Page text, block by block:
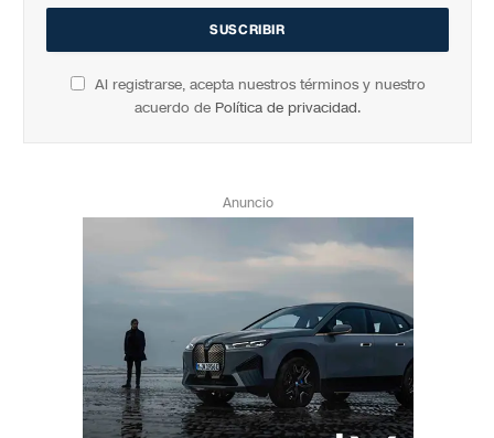
Al registrarse, acepta nuestros términos y nuestro
acuerdo de Política de privacidad.
Anuncio